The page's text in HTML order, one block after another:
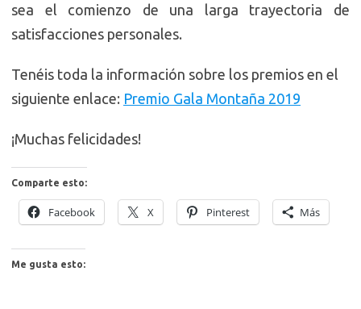
sea el comienzo de una larga trayectoria de
satisfacciones personales.
Tenéis toda la información sobre los premios en el
siguiente enlace: Premio Gala Montaña 2019
¡Muchas felicidades!
Comparte esto:
Facebook X Pinterest Más
Me gusta esto: